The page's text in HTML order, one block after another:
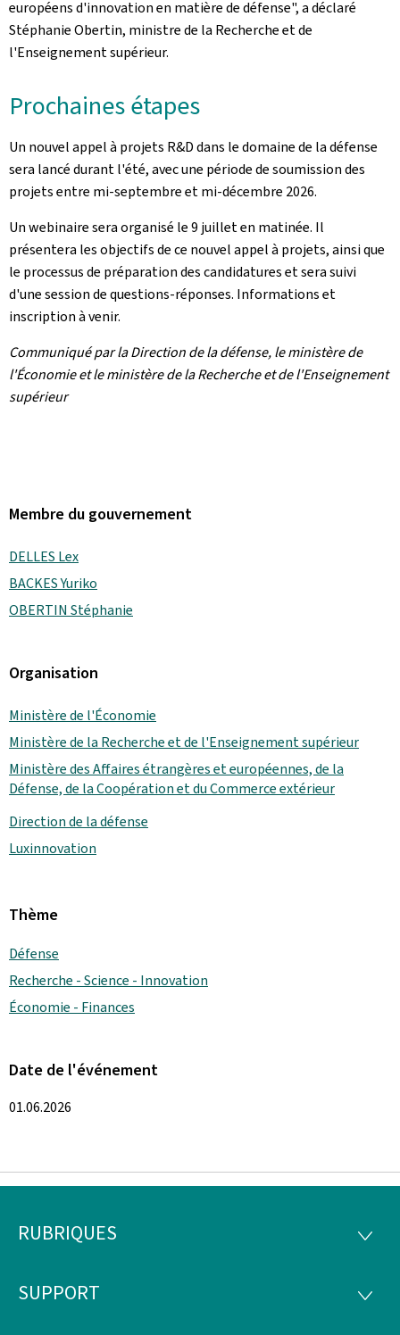
européens d'innovation en matière de défense", a déclaré
Stéphanie Obertin, ministre de la Recherche et de
l'Enseignement supérieur.
Prochaines étapes
Un nouvel appel à projets R&D dans le domaine de la défense
sera lancé durant l'été, avec une période de soumission des
projets entre mi-septembre et mi-décembre 2026.
Un webinaire sera organisé le 9 juillet en matinée. Il
présentera les objectifs de ce nouvel appel à projets, ainsi que
le processus de préparation des candidatures et sera suivi
d'une session de questions-réponses. Informations et
inscription à venir.
Communiqué par la Direction de la défense, le ministère de
l'Économie et le ministère de la Recherche et de l'Enseignement
supérieur
Membre du gouvernement
DELLES Lex
BACKES Yuriko
OBERTIN Stéphanie
Organisation
Ministère de l'Économie
Ministère de la Recherche et de l'Enseignement supérieur
Ministère des Affaires étrangères et européennes, de la
Défense, de la Coopération et du Commerce extérieur
Direction de la défense
Luxinnovation
Thème
Défense
Recherche - Science - Innovation
Économie - Finances
Date de l'événement
01.06.2026
Pied
page
RUBRIQUES
SUPPORT